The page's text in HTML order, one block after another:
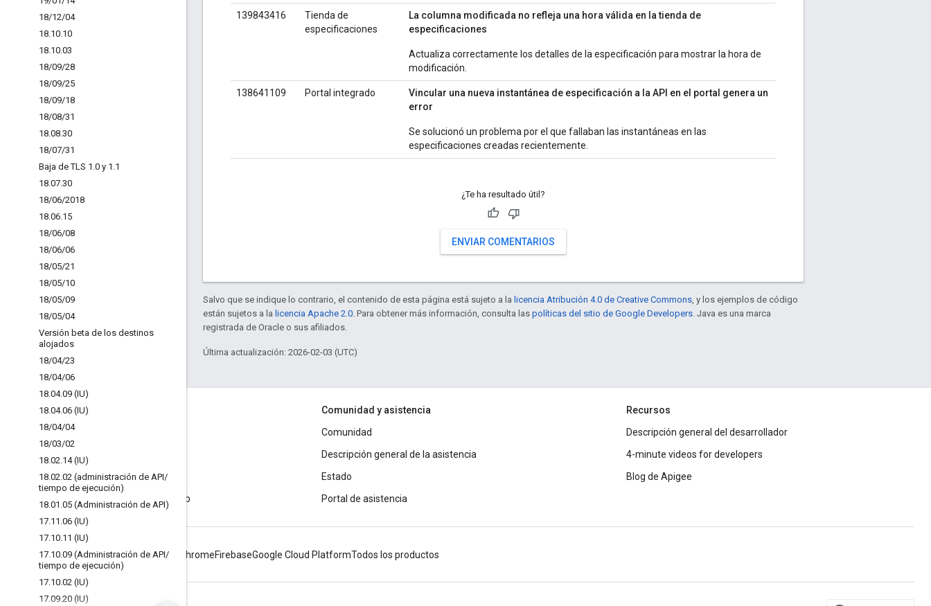
18/12/04
18.10.10
18.10.03
18/09/28
18/09/25
18/09/18
18/08/31
18.08.30
18/07/31
Baja de TLS 1 .0 y 1 .1
18.07.30
18/06/2018
18.06.15
18/06/08
18/06/06
18/05/21
18/05/10
18/05/09
18/05/04
Versión beta de los destinos
alojados
18/04/23
18/04/06
18.04.09 (IU)
18.04.06 (IU)
18/04/04
18/03/02
18.02.14 (IU)
18.02.02 (administración de API/
tiempo de ejecución)
18.01 .05 (Administración de API)
17.11 .06 (IU)
17.10.11 (IU)
17.10.09 (Administración de API/
tiempo de ejecución)
17.10.02 (IU)
17.09.20 (IU)
139843416
Tienda de
especificaciones
La columna modificada no refleja una hora válida en la tienda de
especificaciones
Actualiza correctamente los detalles de la especificación para mostrar la hora de
modificación.
138641109 Portal integrado
Vincular una nueva instantánea de especificación a la API en el portal genera un
error
Se solucionó un problema por el que fallaban las instantáneas en las
especificaciones creadas recientemente.
¿Te ha resultado útil?
ENVIAR COMENTARIOS
Salvo que se indique lo contrario, el contenido de esta página está sujeto a la licencia Atribución 4.0 de Creative Commons, y los ejemplos de código
están sujetos a la licencia Apache 2.0. Para obtener más información, consulta las políticas del sitio de Google Developers. Java es una marca
registrada de Oracle o sus afiliados.
Última actualización: 2026-02-03 (UTC)
Acerca de Apigee
We're part of Google
Socios
Libros electrónicos y transmisiones web
Comunidad y asistencia
Comunidad
Descripción general de la asistencia
Estado
Portal de asistencia
Recursos
Descripción general del desarrollador
4-minute videos for developers
Blog de Apigee
Android ChromeFirebaseGoogle Cloud PlatformTodos los productos